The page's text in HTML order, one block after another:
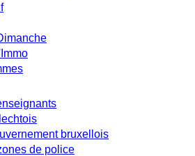
bruxellois
de police